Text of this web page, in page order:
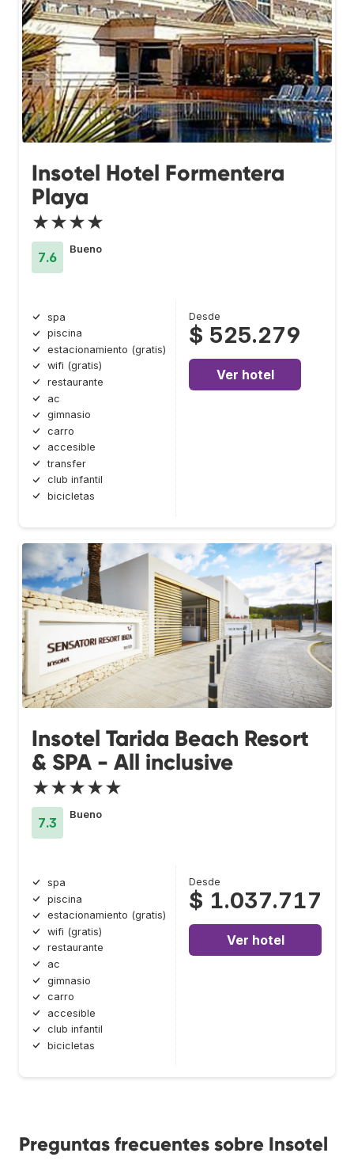
Insotel Hotel Formentera
Playa
★★★★
7.6
Bueno
spa
piscina
estacionamiento (gratis)
wifi (gratis)
restaurante
ac
gimnasio
carro
accesible
transfer
club infantil
bicicletas
Desde
$ 525.279
Ver hotel
Insotel Tarida Beach Resort
& SPA - All inclusive
★★★★★
7.3
Bueno
spa
piscina
estacionamiento (gratis)
wifi (gratis)
restaurante
ac
gimnasio
carro
accesible
club infantil
bicicletas
Desde
$ 1.037.717
Ver hotel
Preguntas frecuentes sobre Insotel